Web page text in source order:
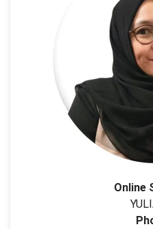
Online